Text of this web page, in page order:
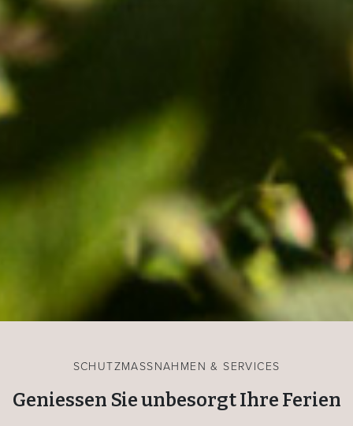
SCHUTZMASSNAHMEN & SERVICES
Geniessen Sie unbesorgt Ihre Ferien